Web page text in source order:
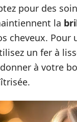
pour des
la
cheveux. Pour
un fer à
à votre